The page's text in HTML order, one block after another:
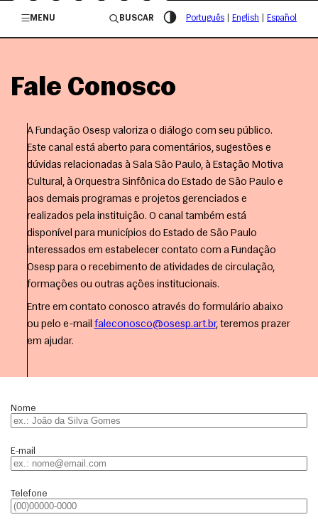
/governosp
MENU
BUSCAR Português English Español
Fale Conosco
A Fundação Osesp valoriza o diálogo com seu público.
Este canal está aberto para comentários, sugestões e
dúvidas relacionadas à Sala São Paulo, à Estação Motiva
Cultural, à Orquestra Sinfônica do Estado de São Paulo e
aos demais programas e projetos gerenciados e
realizados pela instituição. O canal também está
disponível para municípios do Estado de São Paulo
interessados em estabelecer contato com a Fundação
Osesp para o recebimento de atividades de circulação,
formações ou outras ações institucionais.
Entre em contato conosco através do formulário abaixo
ou pelo e-mail faleconosco@osesp.art.br, teremos prazer
em ajudar.
Nome
E-mail
Telefone